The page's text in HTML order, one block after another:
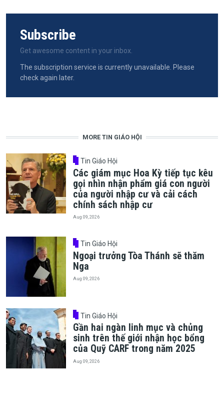
Subscribe
Get awesome content in your inbox.
The subscription service is currently unavailable. Please
check again later.
MORE TIN GIÁO HỘI
Tin Giáo Hội
Các giám mục Hoa Kỳ tiếp tục kêu
gọi nhìn nhận phẩm giá con người
của người nhập cư và cải cách
chính sách nhập cư
Aug 09, 2026
Tin Giáo Hội
Ngoại trưởng Tòa Thánh sẽ thăm
Nga
Aug 09, 2026
Tin Giáo Hội
Gần hai ngàn linh mục và chủng
sinh trên thế giới nhận học bổng
của Quỹ CARF trong năm 2025
Aug 09, 2026